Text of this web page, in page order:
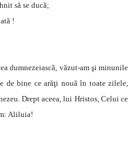
să se ducă;
!
dumnezeiască, văzut-am şi minunile
de bine ce arăţi nouă în toate zilele,
Drept aceea, lui Hristos, Celui ce
Aliluia!